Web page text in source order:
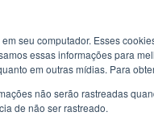
seu computador. Esses
essas informações para
em outras mídias. Para
não serão rastreadas
de não ser rastreado.